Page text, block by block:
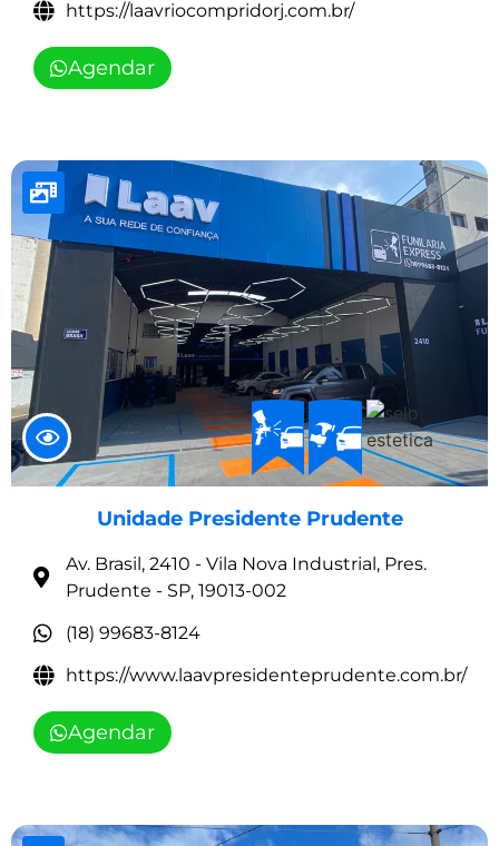
https://laavriocompridorj.com.br/
Agendar
Unidade Presidente Prudente
Av. Brasil, 2410 - Vila Nova Industrial, Pres.
Prudente - SP, 19013-002
(18) 99683-8124
https://www.laavpresidenteprudente.com.br/
Agendar